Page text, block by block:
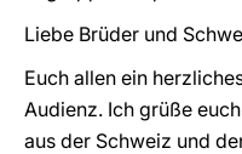
Liebe Brüder und
Euch allen ein
Audienz. Ich grüße
aus der Schweiz und